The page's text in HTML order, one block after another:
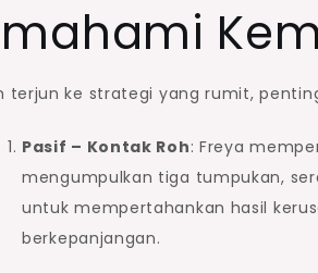
terjun ke strategi yang rumit,
Pasif – Kontak Roh: Freya
mengumpulkan tiga tumpukan,
untuk mempertahankan hasil
berkepanjangan.